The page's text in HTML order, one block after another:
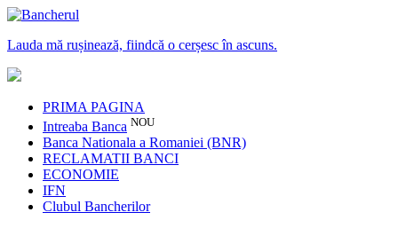
Lauda mă rușinează, fiindcă o cerșesc în ascuns.
PRIMA PAGINA
Intreaba Banca NOU
Banca Nationala a Romaniei (BNR)
RECLAMATII BANCI
ECONOMIE
IFN
Clubul Bancherilor